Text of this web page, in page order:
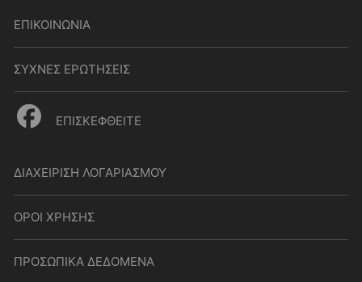
ΕΠΙΚΟΙΝΩΝΙΑ
ΣΥΧΝΕΣ ΕΡΩΤΗΣΕΙΣ
ΕΠΙΣΚΕΦΘΕΙΤΕ
ΔΙΑΧΕΙΡΙΣΗ ΛΟΓΑΡΙΑΣΜΟΥ
ΟΡΟΙ ΧΡΗΣΗΣ
ΠΡΟΣΩΠΙΚΑ ΔΕΔΟΜΕΝΑ